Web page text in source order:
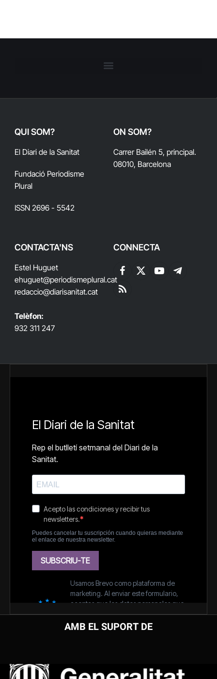
QUI SOM?
El Diari de la Sanitat
Fundació Periodisme
Plural
ISSN 2696 - 5542
ON SOM?
Carrer Bailén 5, principal.
08010, Barcelona
CONTACTA'NS
Estel Huguet
ehuguet@periodismeplural.cat
redaccio@diarisanitat.cat
Telèfon:
932 311 247
CONNECTA
Facebook
X
YouTubeTelegram
RSS
AMB EL SUPORT DE